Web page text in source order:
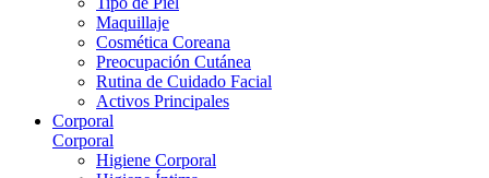
Maquillaje
Cosmética Coreana
Preocupación Cutánea
Rutina de Cuidado Facial
Activos Principales
Corporal
Corporal
Higiene Corporal